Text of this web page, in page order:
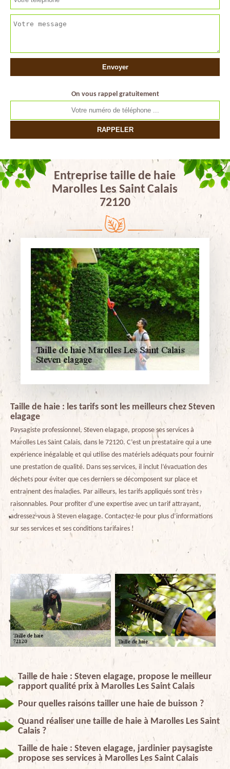
On vous rappel gratuitement
Entreprise taille de haie
Marolles Les Saint Calais
72120
Taille de haie : les tarifs sont les meilleurs chez Steven
elagage
Paysagiste professionnel, Steven elagage, propose ses services à
Marolles Les Saint Calais, dans le 72120. C’est un prestataire qui a une
expérience inégalable et qui utilise des matériels adéquats pour fournir
une prestation de qualité. Dans ses services, il inclut l’évacuation des
déchets pour éviter que ces derniers se décomposent sur place et
entrainent des maladies. Par ailleurs, les tarifs appliqués sont très
raisonnables. Pour profiter d’une expertise avec un tarif attrayant,
adressez-vous à Steven elagage. Contactez-le pour plus d’informations
sur ses services et ses conditions tarifaires !
Taille de haie : Steven elagage, propose le meilleur
rapport qualité prix à Marolles Les Saint Calais
Pour quelles raisons tailler une haie de buisson ?
Quand réaliser une taille de haie à Marolles Les Saint
Calais ?
Taille de haie : Steven elagage, jardinier paysagiste
propose ses services à Marolles Les Saint Calais